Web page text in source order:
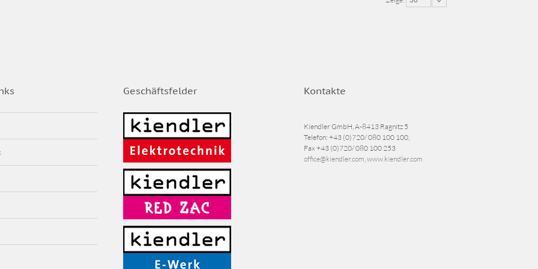
Geschäftsfelder Kontakte
Kiendler GmbH, A-8413 Ragnitz 5
Telefon: +43 (0)720/ 080 100 100,
Fax +43 (0)720/ 080 100 253
office@kiendler.com,www.kiendler.com